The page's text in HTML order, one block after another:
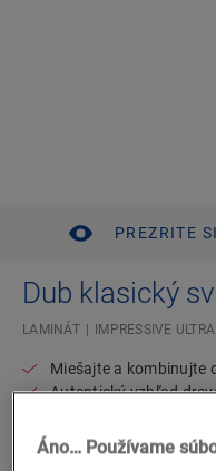
PREZRITE
Dub klasický
LAMINÁT IMPRESSIVE ULTRA
Miešajte a kombinujte
Autentický vzhľad
Autentické skosenie
Áno… Používame